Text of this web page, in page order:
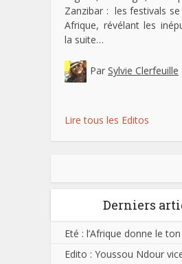
Zanzibar : les festivals
Afrique, révélant les
la suite…
Par Sylvie Clerfeuille
Lire tous les Editos
Derniers
Eté : l’Afrique donne le ton
Edito : Youssou Ndour